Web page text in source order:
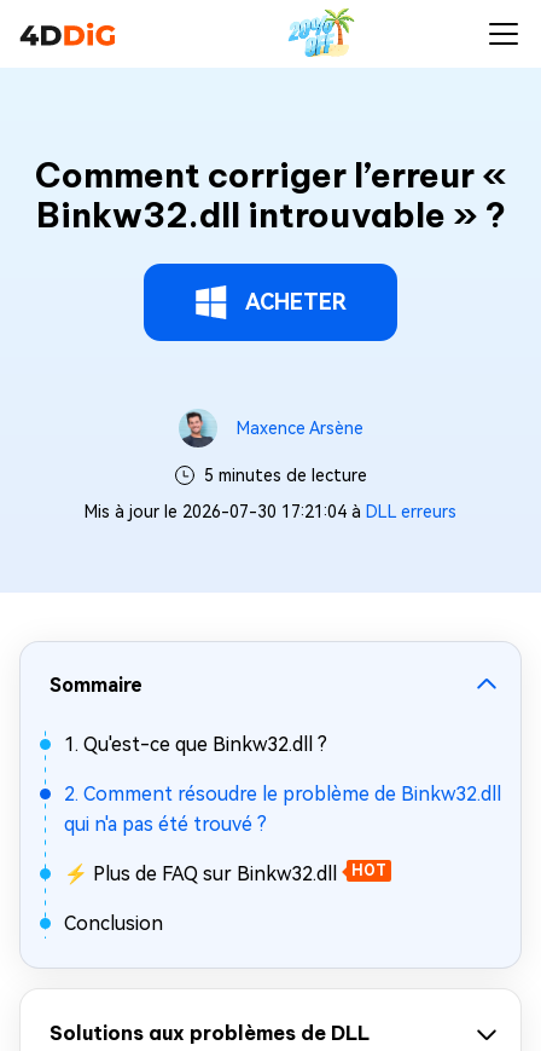
Comment corriger l’erreur «
Binkw32.dll introuvable » ?
ACHETER
Maxence Arsène
5 minutes de lecture
Mis à jour le 2026-07-30 17:21:04 à DLL erreurs
Sommaire
1. Qu'est-ce que Binkw32.dll ?
2. Comment résoudre le problème de Binkw32.dll
qui n'a pas été trouvé ?
⚡ Plus de FAQ sur Binkw32.dll HOT
Conclusion
Solutions aux problèmes de DLL